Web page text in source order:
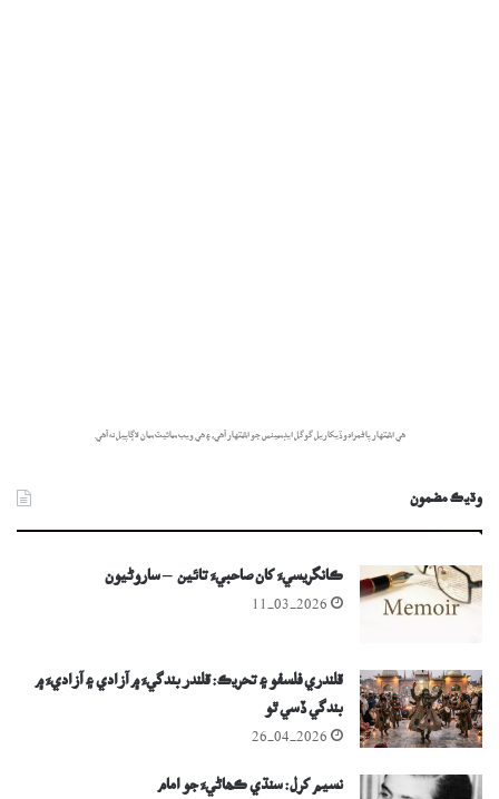
هي اشتهار پاڻمرادو ڏيکاريل گوگل ايڊسينس جو اشتهار آهي، ۽ هي ويب سائيٽ سان لاڳاپيل نه آهي.
وڌيڪ مضمون
ڪانگريسيءَ کان صاحبيءَ تائين – ساروڻيون
11-03-2026
قلندري فلسفو ۽ تحريڪ: قلندر بندگيءَ ۾ آزادي ۽ آزاديءَ ۾
بندگي ڏسي ٿو
26-04-2026
نسيم کرل: سنڌي ڪھاڻيءَ جو امام